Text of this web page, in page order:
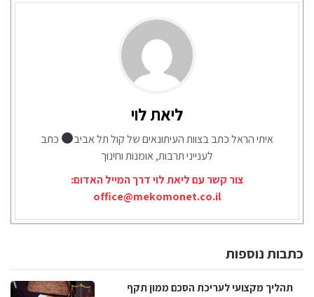
ליאת לוי
איתי הראל כתב בצוות העיתונאים של קול תל אביב
כתב
לענייני תרבות, אומנות וחינוך
צור קשר עם ליאת לוי דרך המייל האדום:
office@mekomonet.co.il
כתבות נוספות
תהליך מקצועי לעריכת הסכם ממון תקף